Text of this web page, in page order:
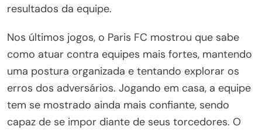
resultados da equipe.
Nos últimos jogos, o Paris FC mostrou que sabe
como atuar contra equipes mais fortes, mantendo
uma postura organizada e tentando explorar os
erros dos adversários. Jogando em casa, a equipe
tem se mostrado ainda mais confiante, sendo
capaz de se impor diante de seus torcedores. O